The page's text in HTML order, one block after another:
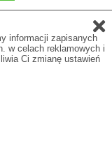
informacji zapisanych
w celach reklamowych i
Ci zmianę ustawień